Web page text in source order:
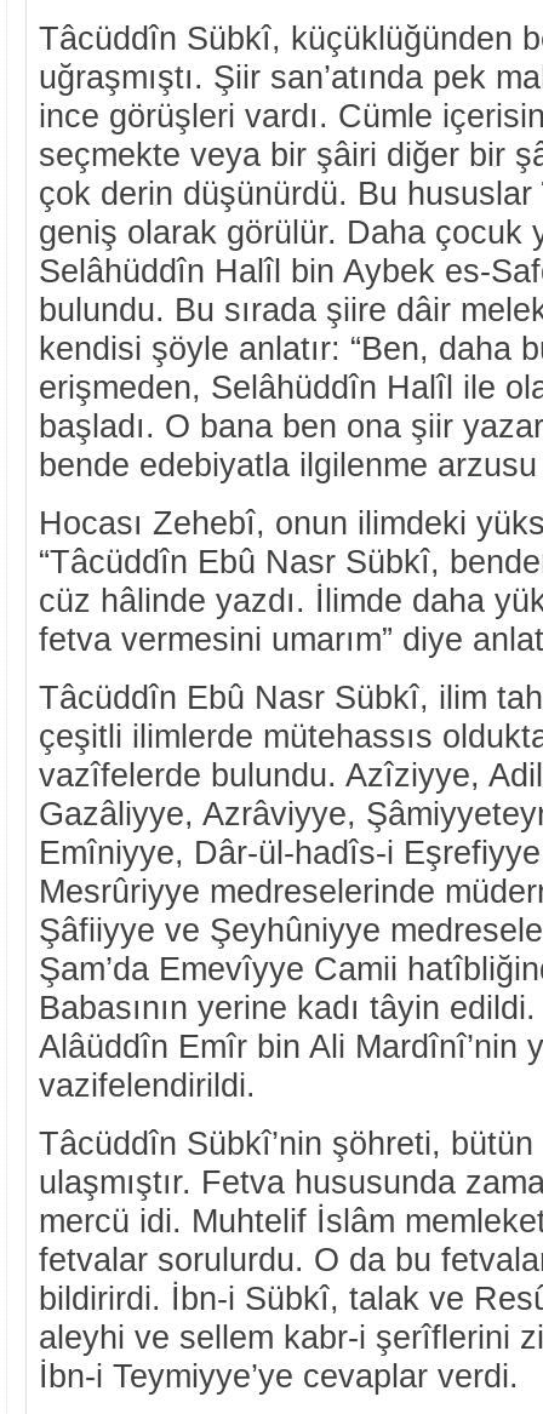
Tâcüddîn Sübkî, küçüklüğünden
uğraşmıştı. Şiir san’atında pek
ince görüşleri vardı. Cümle
seçmekte veya bir şâiri diğer bir
çok derin düşünürdü. Bu hususlar
geniş olarak görülür. Daha çocuk
Selâhüddîn Halîl bin Aybek es-
bulundu. Bu sırada şiire dâir
kendisi şöyle anlatır: “Ben, daha
erişmeden, Selâhüddîn Halîl ile
başladı. O bana ben ona şiir
bende edebiyatla ilgilenme arzusu
Hocası Zehebî, onun ilimdeki
“Tâcüddîn Ebû Nasr Sübkî,
cüz hâlinde yazdı. İlimde daha
fetva vermesini umarım” diye
Tâcüddîn Ebû Nasr Sübkî, ilim
çeşitli ilimlerde mütehassıs
vazîfelerde bulundu. Azîziyye,
Gazâliyye, Azrâviyye,
Emîniyye, Dâr-ül-hadîs-i
Mesrûriyye medreselerinde
Şâfiiyye ve Şeyhûniyye
Şam’da Emevîyye Camii
Babasının yerine kadı tâyin
Alâüddîn Emîr bin Ali Mardînî’nin
vazifelendirildi.
Tâcüddîn Sübkî’nin şöhreti,
ulaşmıştır. Fetva hususunda
mercü idi. Muhtelif İslâm
fetvalar sorulurdu. O da bu
bildirirdi. İbn-i Sübkî, talak ve
aleyhi ve sellem kabr-i şerîflerini
İbn-i Teymiyye’ye cevaplar verdi.